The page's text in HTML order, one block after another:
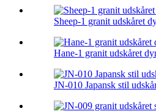
Sheep-1 granit udskåret
Hane-1 granit udskåret
JN-010 Japansk stil